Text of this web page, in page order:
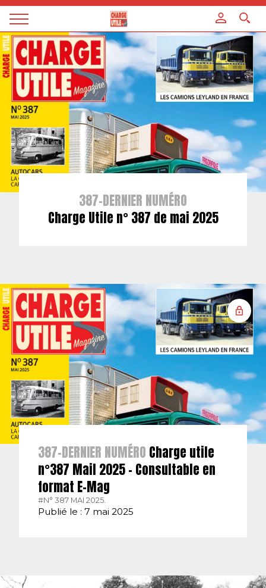
Magazine
Charge
utile
387-DERNIER NUMÉRO
Charge Utile n° 387 de mai 2025
387-DERNIER NUMÉRO Charge utile
n°387 Mail 2025 – Consultable en
format E-Mag
#N° 387 MAI 2025.
Publié le : 7 mai 2025
Panneau de gestion des cookies